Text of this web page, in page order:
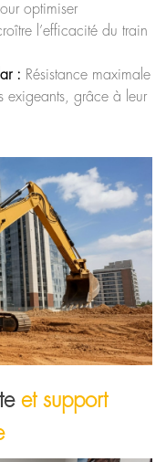
optimiser
l’efficacité du train
: Résistance maximale
exigeants, grâce à leur
et support